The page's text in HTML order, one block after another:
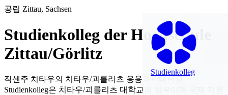
Studienkolleg
공립 Zittau, Sachsen
Studienkolleg der Hochschule
Zittau/Görlitz
작센주 치타우의 치타우/괴를리츠 응용과학대학교
Studienkolleg은 치타우/괴를리츠 대학교의 일부이며 국제 지원